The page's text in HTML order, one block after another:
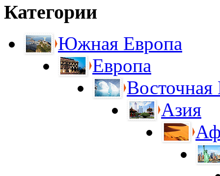
Категории
Южная Европа
Европа
Восточная
Азия